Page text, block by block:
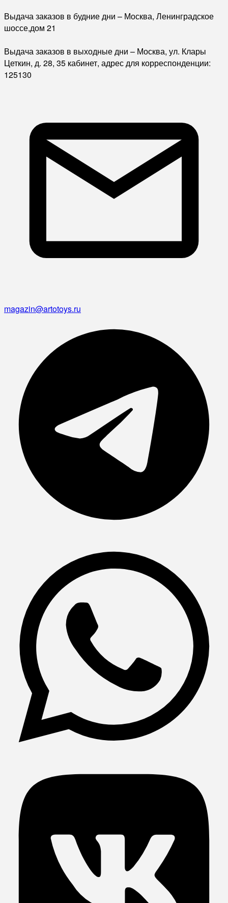
Выдача заказов в будние дни – Москва, Ленинградское
шоссе,дом 21
Выдача заказов в выходные дни – Москва, ул. Клары
Цеткин, д. 28, 35 кабинет, адрес для корреспонденции:
125130
magazin@artotoys.ru